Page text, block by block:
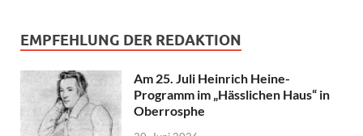
EMPFEHLUNG DER REDAKTION
Am 25. Juli Heinrich Heine-
Programm im „Hässlichen Haus“ in
Oberrosphe